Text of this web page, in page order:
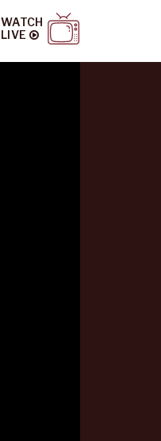
WATCH
LIVE